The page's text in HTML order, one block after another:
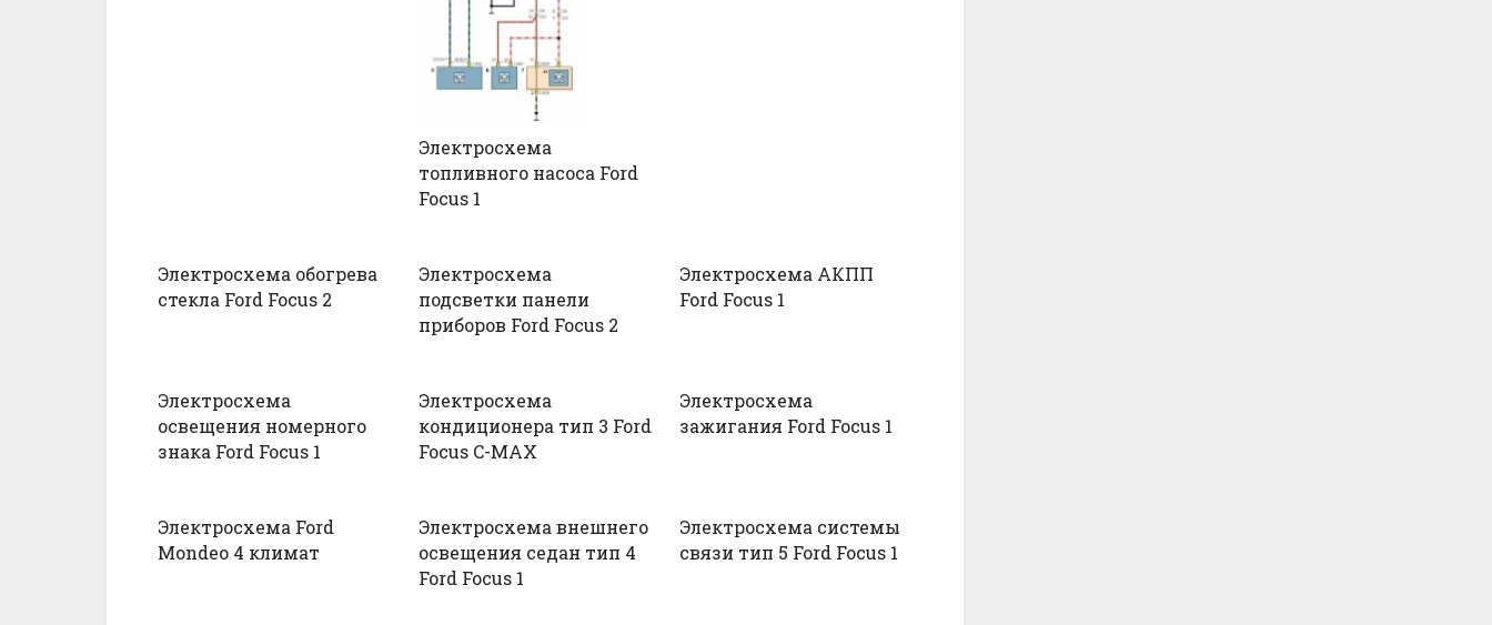
Электросхема
топливного насоса Ford
Focus 1
Электросхема обогрева
стекла Ford Focus 2
Электросхема
подсветки панели
приборов Ford Focus 2
Электросхема АКПП
Ford Focus 1
Электросхема
освещения номерного
знака Ford Focus 1
Электросхема
кондиционера тип 3 Ford
Focus C-MAX
Электросхема
зажигания Ford Focus 1
Электросхема Ford
Mondeo 4 климат
Электросхема внешнего
освещения седан тип 4
Ford Focus 1
Электросхема системы
связи тип 5 Ford Focus 1